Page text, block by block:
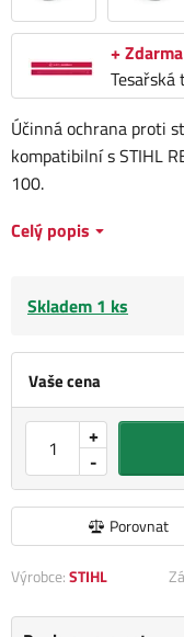
+ Zdarma
Tesařská
Vaše cena
-
+
Porovnat
Účinná ochrana proti
kompatibilní s STIHL
100.
Celý popis
Skladem 1 ks
Výrobce:STIHL